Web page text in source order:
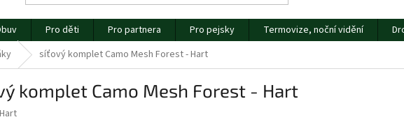
Pro děti Pro partnera Pro pejsky Termovize, noční vidění
síťový komplet Camo Mesh Forest - Hart
komplet Camo Mesh Forest - Hart
Hart